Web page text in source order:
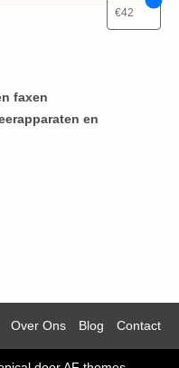
faxen
en
Over Ons Blog Contact